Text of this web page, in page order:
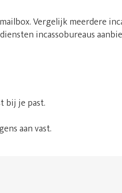
Vergelijk meerdere
incassobureaus
bij je past.
aan vast.